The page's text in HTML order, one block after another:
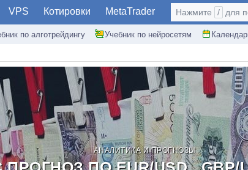
VPS Котировки MetaTrader
по алготрейдингу Учебник по нейросетям
Нажмите / для
АНАЛИТИКА И ПРОГНОЗЫ